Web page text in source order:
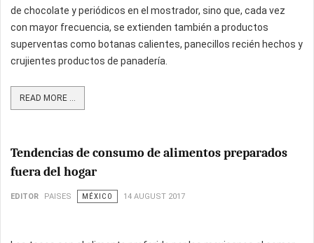
de chocolate y periódicos en el mostrador, sino que, cada vez
con mayor frecuencia, se extienden también a productos
superventas como botanas calientes, panecillos recién hechos y
crujientes productos de panadería.
READ MORE ...
Tendencias de consumo de alimentos preparados
fuera del hogar
EDITOR PAISES MÉXICO 14 AUGUST 2017